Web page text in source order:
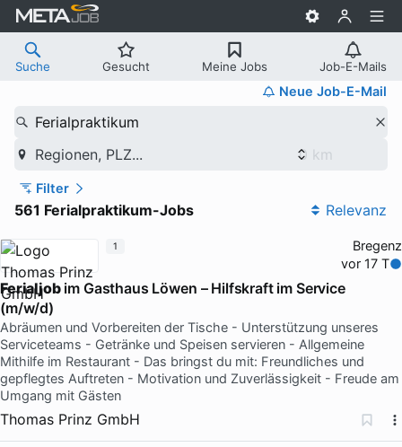
Suche Gesucht Meine Jobs Job-E-Mails
Neue Job-E-Mail
Ferialpraktikum
Regionen, PLZ...
Filter
561 Ferialpraktikum-Jobs Relevanz
Bregenz
vor 17 T
Ferialjobim Gasthaus Löwen – Hilfskraft im Service
(m/w/d)
Abräumen und Vorbereiten der Tische - Unterstützung unseres
Serviceteams - Getränke und Speisen servieren - Allgemeine
Mithilfe im Restaurant - Das bringst du mit: Freundliches und
gepflegtes Auftreten - Motivation und Zuverlässigkeit - Freude am
Umgang mit Gästen
Thomas Prinz GmbH
1